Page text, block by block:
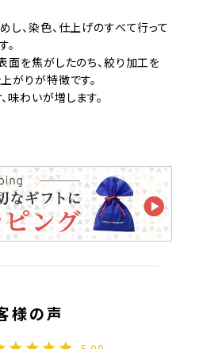
し、染色、仕上げのすべて行って
面を焦がしたのち、絞り加工を
がりが特徴です。
味わいが増します。